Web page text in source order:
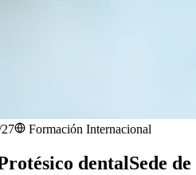
Formación Internacional
dentalSede